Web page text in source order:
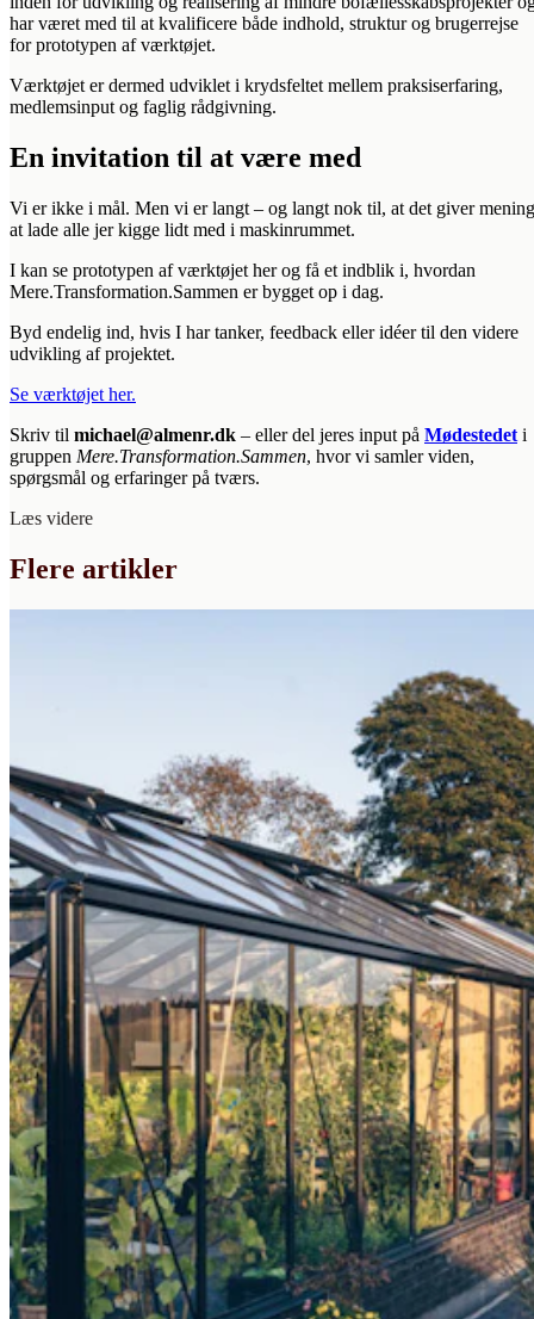
har været med til at kvalificere både indhold, struktur og brugerrejse
for prototypen af værktøjet.
Værktøjet er dermed udviklet i krydsfeltet mellem praksiserfaring,
medlemsinput og faglig rådgivning.
En invitation til at være med
Vi er ikke i mål. Men vi er langt – og langt nok til, at det giver mening
at lade alle jer kigge lidt med i maskinrummet.
I kan se prototypen af værktøjet her og få et indblik i, hvordan
Mere.Transformation.Sammen er bygget op i dag.
Byd endelig ind, hvis I har tanker, feedback eller idéer til den videre
udvikling af projektet.
Se værktøjet her.
Skriv til michael@almenr.dk – eller del jeres input på Mødestedet i
gruppen Mere.Transformation.Sammen, hvor vi samler viden,
spørgsmål og erfaringer på tværs.
Læs videre
Flere artikler